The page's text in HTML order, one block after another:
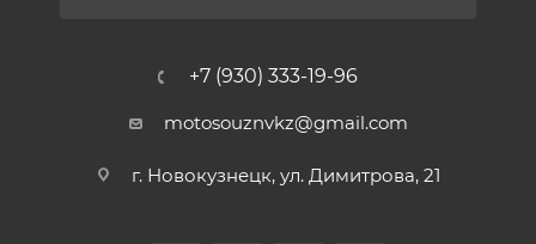
+7 (930) 333-19-96
motosouznvkz@gmail.com
г. Новокузнецк, ул. Димитрова, 21